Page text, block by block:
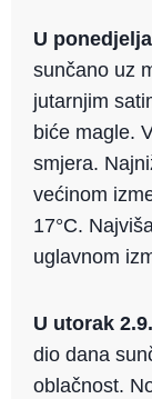
U
sunčano uz
jutarnjim
biće magle.
smjera.
većinom
17°C.
uglavnom
U utorak
dio dana
oblačnost.